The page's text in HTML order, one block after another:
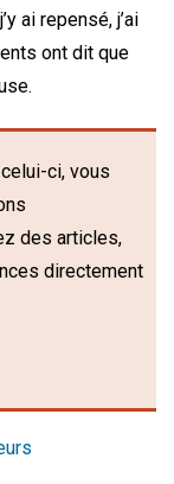
ai repensé, j’ai
ont dit que
ci, vous
des articles,
directement